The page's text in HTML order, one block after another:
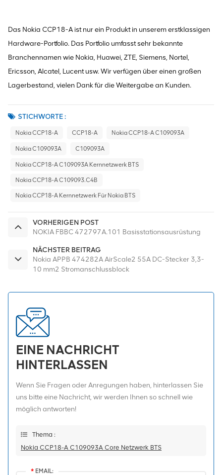
Das Nokia CCP18-A ist nur ein Produkt in unserem erstklassigen
Hardware-Portfolio. Das Portfolio umfasst sehr bekannte
Branchennamen wie Nokia, Huawei, ZTE, Siemens, Nortel,
Ericsson, Alcatel, Lucent usw. Wir verfügen über einen großen
Lagerbestand, vielen Dank für die Weitergabe an Kunden.
STICHWORTE :
Nokia CCP18-A CCP18-A Nokia CCP18-A C109093A
Nokia C109093A C109093A
Nokia CCP18-A C109093A Kernnetzwerk BTS
Nokia CCP18-A C109093.C4B
Nokia CCP18-A Kernnetzwerk Für Nokia BTS
VORHERIGEN POST
NOKIA FBBC 472797A.101 Basisstationsausrüstung
NÄCHSTER BEITRAG
Nokia APPB 474282A AirScale2 55A DC-Stecker 3,3-
10 mm2 Stromanschlussblock
EINE NACHRICHT
HINTERLASSEN
Wenn Sie Fragen oder Anregungen haben, hinterlassen Sie
uns bitte eine Nachricht, wir werden Ihnen so schnell wie
möglich antworten!
Thema :
Nokia CCP18-A C109093A Core Netzwerk BTS
* EMAIL: